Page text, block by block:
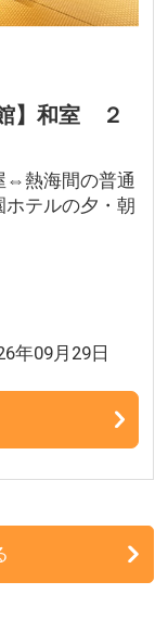
】和室 ２
⇔熱海間の普通
テルの夕・朝
年09月29日